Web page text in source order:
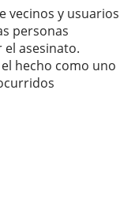
vecinos y usuarios
personas
asesinato.
hecho como uno